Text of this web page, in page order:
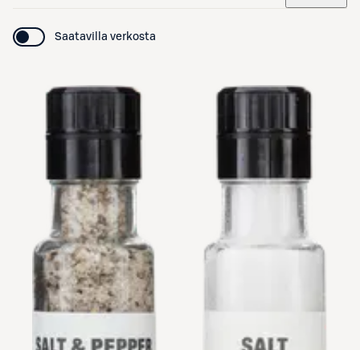
Saatavilla verkosta